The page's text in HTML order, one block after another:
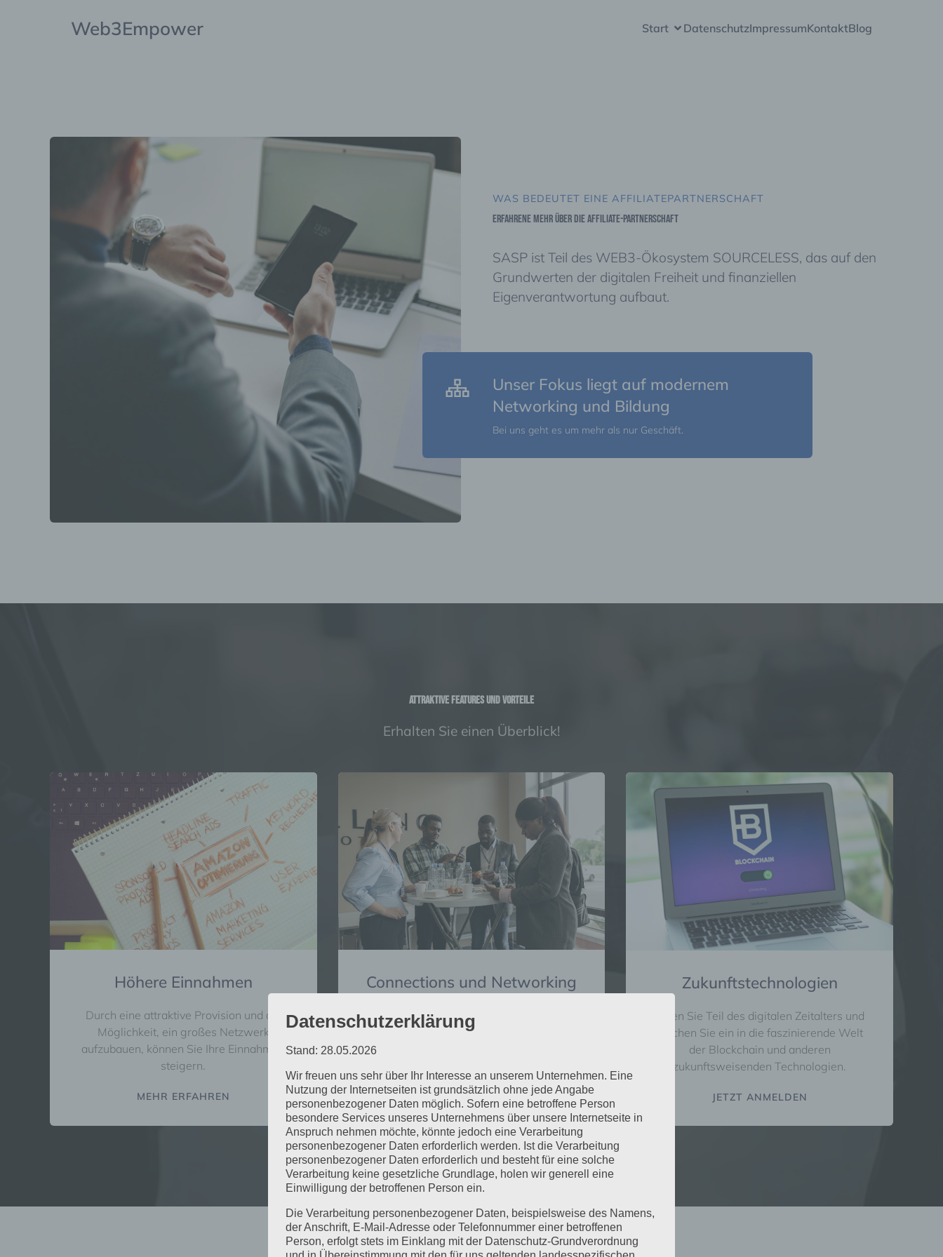
Web3Empower Start DatenschutzImpressumKontaktBlog
WAS BEDEUTET EINE AFFILIATEPARTNERSCHAFT
Erfahrene mehr über die Affiliate-Partnerschaft
SASP ist Teil des WEB3-Ökosystem SOURCELESS, das auf den
Grundwerten der digitalen Freiheit und finanziellen
Eigenverantwortung aufbaut.
Unser Fokus liegt auf modernem
Networking und Bildung
Bei uns geht es um mehr als nur Geschäft.
Attraktive Features und Vorteile
Erhalten Sie einen Überblick!
Höhere Einnahmen
Durch eine attraktive Provision und die
Möglichkeit, ein großes Netzwerk
aufzubauen, können Sie Ihre Einnahmen
steigern.
MEHR ERFAHREN
Connections und Networking
Werden Sie Teil einer engagierten
Community und knüpfen Sie wertvolle
Kontakte für gemeinsame Projekte und
JETZT MITMACHEN
Zukunftstechnologien
Seien Sie Teil des digitalen Zeitalters und
tauchen Sie ein in die faszinierende Welt
der Blockchain und anderen
zukunftsweisenden Technologien.
JETZT ANMELDEN
Datenschutzerklärung
Stand: 28.05.2026
Wir freuen uns sehr über Ihr Interesse an unserem Unternehmen. Eine
Nutzung der Internetseiten ist grundsätzlich ohne jede Angabe
personenbezogener Daten möglich. Sofern eine betroffene Person
besondere Services unseres Unternehmens über unsere Internetseite in
Anspruch nehmen möchte, könnte jedoch eine Verarbeitung
personenbezogener Daten erforderlich werden. Ist die Verarbeitung
personenbezogener Daten erforderlich und besteht für eine solche
Verarbeitung keine gesetzliche Grundlage, holen wir generell eine
Einwilligung der betroffenen Person ein.
Die Verarbeitung personenbezogener Daten, beispielsweise des Namens,
der Anschrift, E-Mail-Adresse oder Telefonnummer einer betroffenen
Person, erfolgt stets im Einklang mit der Datenschutz-Grundverordnung